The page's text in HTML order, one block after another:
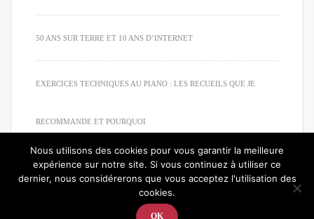
50 ANS SUR TERRE ET 10 ANS D’INTERNET
EXERCICES TECHNIQUES AU PIANO : LES RECUEILS QUE JE
RECOMMANDE ET POURQUOI
© 2020. Tous droits réservés. Apprendre à jouer du piano
Nous utilisons des cookies pour vous garantir la meilleure
expérience sur notre site. Si vous continuez à utiliser ce
dernier, nous considérerons que vous acceptez l'utilisation des
cookies.
OK